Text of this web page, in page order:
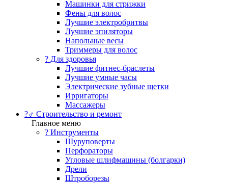
Машинки для стрижки
Фены для волос
Лучшие электробритвы
Лучшие эпиляторы
Напольные весы
Триммеры для волос
? Для здоровья
Лучшие фитнес-браслеты
Лучшие умные часы
Электрические зубные щетки
Ирригаторы
Массажеры
?‍♂️ Строительство и ремонт
Главное меню
?️ Инструменты
Шуруповерты
Перфораторы
Угловые шлифмашины (болгарки)
Дрели
Штроборезы